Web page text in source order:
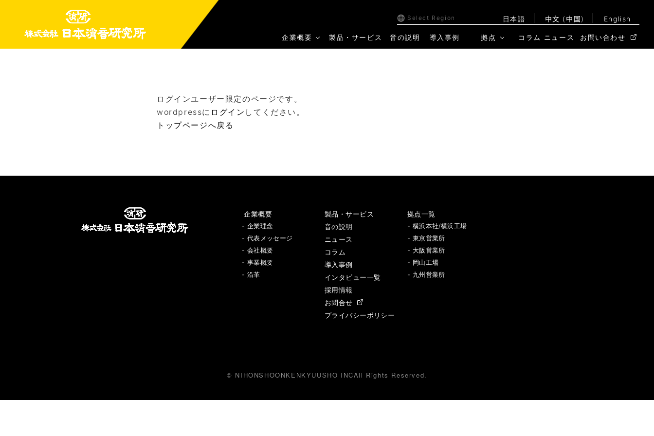
Select Region 日本語 中文 (中国) English
企業概要 製品・サービス 音の説明 導入事例 拠点 コラム ニュース お問い合わせ
ログインユーザー限定のページです。
wordpressに ログイン してください。
トップページへ戻る
企業概要
- 企業理念
- 代表メッセージ
- 会社概要
- 事業概要
- 沿革
製品・サービス
音の説明
ニュース
コラム
導入事例
インタビュー一覧
採用情報
お問合せ
プライバシーポリシー
拠点一覧
- 横浜本社/横浜工場
- 東京営業所
- 大阪営業所
- 岡山工場
- 九州営業所
© NIHONSHOONKENKYUUSHO INCAll Rights Reserved.